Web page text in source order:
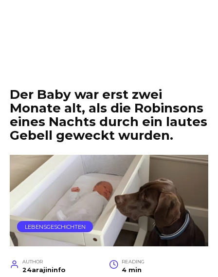
Der Baby war erst zwei
Monate alt, als die Robinsons
eines Nachts durch ein lautes
Gebell geweckt wurden.
LEBENSGESCHICHTEN
AUTHOR
24arajininfo
READING
4 min